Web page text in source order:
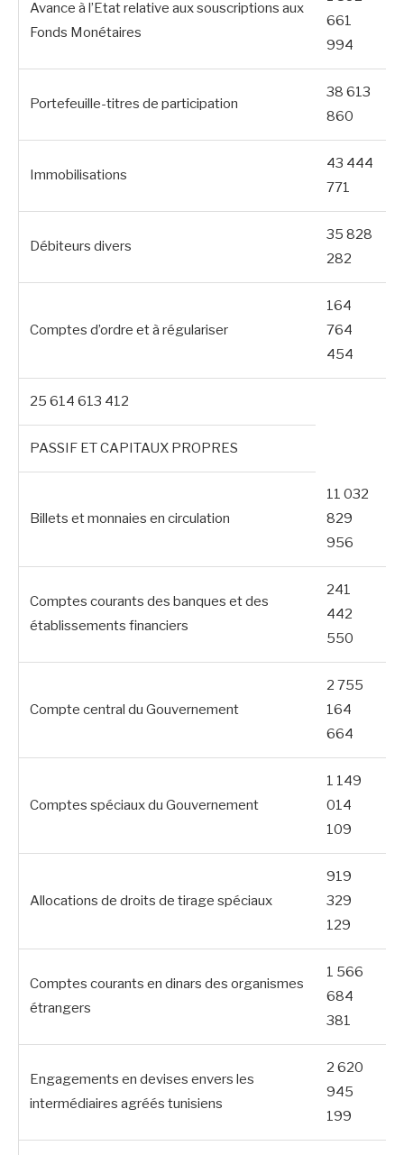
Avance à l’Etat relative aux souscriptions aux
Fonds Monétaires
661
994
Portefeuille-titres de participation
38 613
860
Immobilisations
43 444
771
Débiteurs divers
35 828
282
Comptes d’ordre et à régulariser
164
764
454
25 614 613 412
PASSIF ET CAPITAUX PROPRES
Billets et monnaies en circulation
11 032
829
956
Comptes courants des banques et des
établissements financiers
241
442
550
Compte central du Gouvernement
2 755
164
664
Comptes spéciaux du Gouvernement
1 149
014
109
Allocations de droits de tirage spéciaux
919
329
129
Comptes courants en dinars des organismes
étrangers
1 566
684
381
Engagements en devises envers les
intermédiaires agréés tunisiens
2 620
945
199